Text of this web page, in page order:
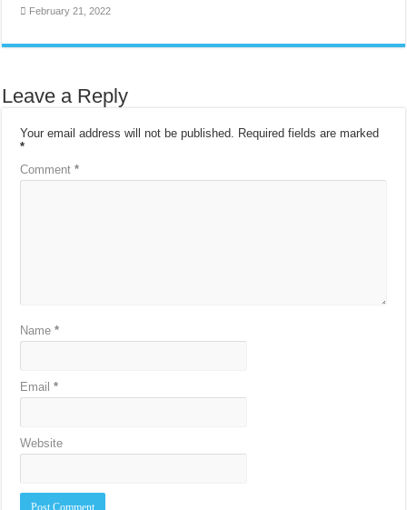
February 21, 2022
Leave a Reply
Your email address will not be published. Required fields are marked
*
Comment*
Name*
Email*
Website